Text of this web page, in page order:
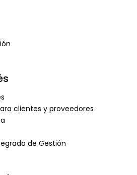
clientes y proveedores
de Gestión